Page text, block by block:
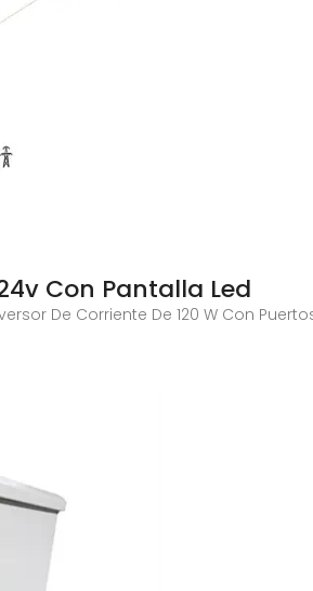
Con Pantalla Led
De Corriente De 120 W Con